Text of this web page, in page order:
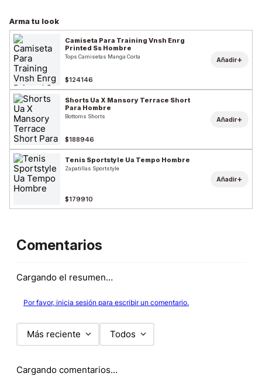
Arma tu look
Camiseta Para Training Vnsh Enrg
Printed Ss Hombre
Tops Camisetas Manga Corta
$124146
Añadir+
Shorts Ua X Mansory Terrace Short
Para Hombre
Bottoms Shorts
$188946
Añadir+
Tenis Sportstyle Ua Tempo Hombre
Zapatillas Sportstyle
$179910
Añadir+
Comentarios
Cargando el resumen…
Por favor, inicia sesión para escribir un comentario.
Más reciente Todos
Cargando comentarios…